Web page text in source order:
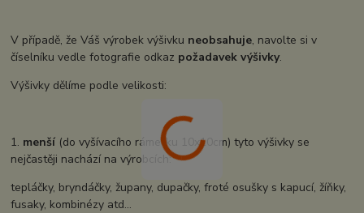
V případě, že Váš výrobek výšivku neobsahuje, navolte si v
číselníku vedle fotografie odkaz požadavek výšivky.
Výšivky dělíme podle velikosti:
1. menší (do vyšívacího rámečku 10x10cm) tyto výšivky se
nejčastěji nachází na výrobcích:
tepláčky, bryndáčky, župany, dupačky, froté osušky s kapucí, žíňky,
fusaky, kombinézy atd...